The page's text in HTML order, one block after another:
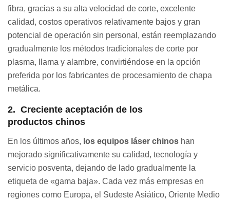
fibra, gracias a su alta velocidad de corte, excelente
calidad, costos operativos relativamente bajos y gran
potencial de operación sin personal, están reemplazando
gradualmente los métodos tradicionales de corte por
plasma, llama y alambre, convirtiéndose en la opción
preferida por los fabricantes de procesamiento de chapa
metálica.
2. Creciente aceptación de los
productos chinos
En los últimos años, los equipos láser chinos han
mejorado significativamente su calidad, tecnología y
servicio posventa, dejando de lado gradualmente la
etiqueta de «gama baja». Cada vez más empresas en
regiones como Europa, el Sudeste Asiático, Oriente Medio